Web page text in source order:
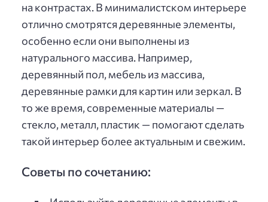
на контрастах. В минималистском интерьере
отлично смотрятся деревянные элементы,
особенно если они выполнены из
натурального массива. Например,
деревянный пол, мебель из массива,
деревянные рамки для картин или зеркал. В
то же время, современные материалы —
стекло, металл, пластик — помогают сделать
такой интерьер более актуальным и свежим.
Советы по сочетанию: